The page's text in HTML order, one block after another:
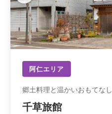
阿仁エリア
郷土料理と温かいおもてなし
千草旅館